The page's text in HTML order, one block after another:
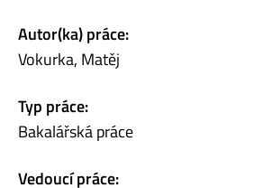
Autor(ka) práce:
Vokurka, Matěj
Typ práce:
Bakalářská práce
Vedoucí práce: